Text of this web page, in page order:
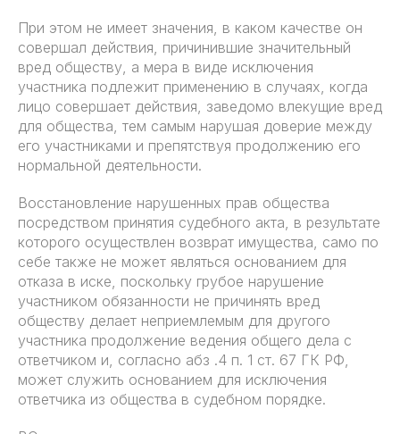
При этом не имеет значения, в каком качестве он
совершал действия, причинившие значительный
вред обществу, а мера в виде исключения
участника подлежит применению в случаях, когда
лицо совершает действия, заведомо влекущие вред
для общества, тем самым нарушая доверие между
его участниками и препятствуя продолжению его
нормальной деятельности.
Восстановление нарушенных прав общества
посредством принятия судебного акта, в результате
которого осуществлен возврат имущества, само по
себе также не может являться основанием для
отказа в иске, поскольку грубое нарушение
участником обязанности не причинять вред
обществу делает неприемлемым для другого
участника продолжение ведения общего дела с
ответчиком и, согласно абз .4 п. 1 ст. 67 ГК РФ,
может служить основанием для исключения
ответчика из общества в судебном порядке.